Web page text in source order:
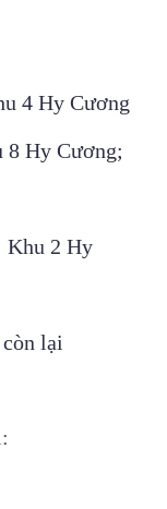
4 Hy Cương
8 Hy Cương;
Khu 2 Hy
lại